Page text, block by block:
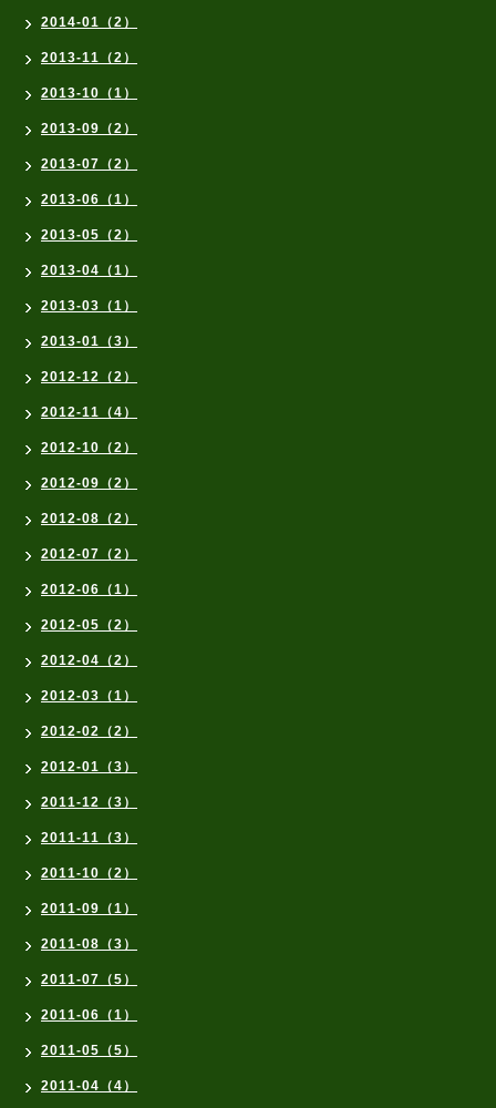
2014-01（2）
2013-11（2）
2013-10（1）
2013-09（2）
2013-07（2）
2013-06（1）
2013-05（2）
2013-04（1）
2013-03（1）
2013-01（3）
2012-12（2）
2012-11（4）
2012-10（2）
2012-09（2）
2012-08（2）
2012-07（2）
2012-06（1）
2012-05（2）
2012-04（2）
2012-03（1）
2012-02（2）
2012-01（3）
2011-12（3）
2011-11（3）
2011-10（2）
2011-09（1）
2011-08（3）
2011-07（5）
2011-06（1）
2011-05（5）
2011-04（4）